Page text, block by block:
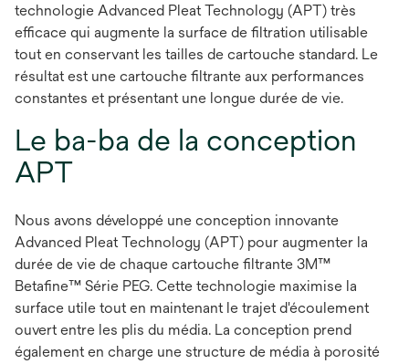
technologie Advanced Pleat Technology (APT) très
efficace qui augmente la surface de filtration utilisable
tout en conservant les tailles de cartouche standard. Le
résultat est une cartouche filtrante aux performances
constantes et présentant une longue durée de vie.
Le ba-ba de la conception
APT
Nous avons développé une conception innovante
Advanced Pleat Technology (APT) pour augmenter la
durée de vie de chaque cartouche filtrante 3M™
Betafine™ Série PEG. Cette technologie maximise la
surface utile tout en maintenant le trajet d'écoulement
ouvert entre les plis du média. La conception prend
également en charge une structure de média à porosité